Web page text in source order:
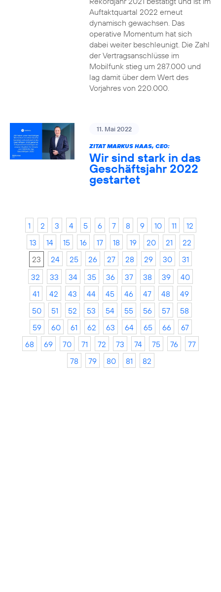
Auftaktquartal 2022 erneut
dynamisch gewachsen. Das
operative Momentum hat sich
dabei weiter beschleunigt. Die Zahl
der Vertragsanschlüsse im
Mobilfunk stieg um 287.000 und
lag damit über dem Wert des
Vorjahres von 220.000.
11. Mai 2022
ZITAT MARKUS HAAS, CEO:
Wir sind stark in das
Geschäftsjahr 2022
gestartet
1 2 3 4 5 6 7 8 9 10 11
12
13
14 15 16 17 18 19 20 21
22
23
24 25 26 27 28 29 30
31
32
33 34 35 36 37 38 39
40
41
42 43 44 45 46 47 48
49
50
51 52 53 54 55 56 57
58
59
60 61 62 63 64 65 66
67
68
69 70 71 72 73 74 75 76
77
78
79 80 81 82